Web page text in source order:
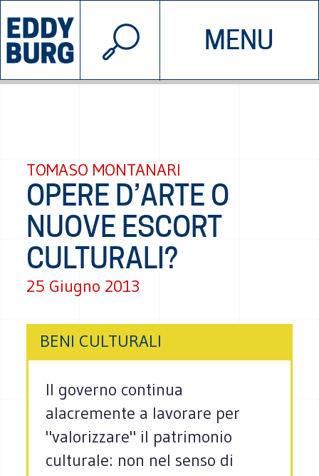
MENU
INIZIATIVE CHI SIAMO
© 2026 EDDYBURG
TOMASO MONTANARI
OPERE D’ARTE O
NUOVE ESCORT
CULTURALI?
25 Giugno 2013
BENI CULTURALI
Il governo continua
alacremente a lavorare per
"valorizzare" il patrimonio
culturale: non nel senso di